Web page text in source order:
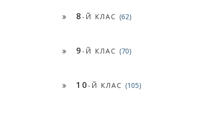
8 -Й КЛАС (62)
9 -Й КЛАС (70)
10 -Й КЛАС (105)